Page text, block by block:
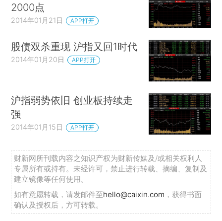
2000点
2014年01月21日 APP打开
股债双杀重现 沪指又回1时代
2014年01月20日 APP打开
沪指弱势依旧 创业板持续走
强
2014年01月15日 APP打开
财新网所刊载内容之知识产权为财新传媒及/或相关权利人
专属所有或持有。未经许可，禁止进行转载、摘编、复制及
建立镜像等任何使用。
如有意愿转载，请发邮件至hello@caixin.com ，获得书面
确认及授权后，方可转载。